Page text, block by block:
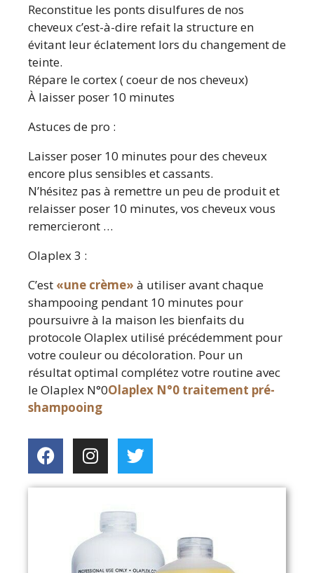
Reconstitue les ponts disulfures de nos
cheveux c’est-à-dire refait la structure en
évitant leur éclatement lors du changement de
teinte.
Répare le cortex ( coeur de nos cheveux)
À laisser poser 10 minutes
Astuces de pro :
Laisser poser 10 minutes pour des cheveux
encore plus sensibles et cassants.
N’hésitez pas à remettre un peu de produit et
relaisser poser 10 minutes, vos cheveux vous
remercieront …
Olaplex 3 :
C’est «une crème» à utiliser avant chaque
shampooing pendant 10 minutes pour
poursuivre à la maison les bienfaits du
protocole Olaplex utilisé précédemment pour
votre couleur ou décoloration. Pour un
résultat optimal complétez votre routine avec
le Olaplex N°0Olaplex N°0 traitement pré-
shampooing